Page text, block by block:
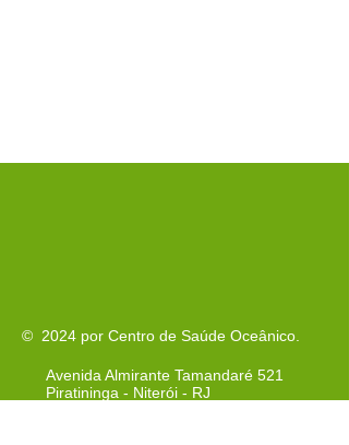
© 2024 por Centro de Saúde Oceânico.
Avenida Almirante Tamandaré 521
Piratininga - Niterói - RJ